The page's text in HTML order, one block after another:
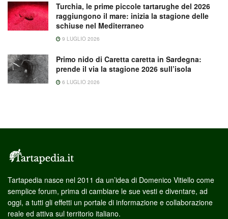
Turchia, le prime piccole tartarughe del 2026
raggiungono il mare: inizia la stagione delle
schiuse nel Mediterraneo
9 LUGLIO 2026
Primo nido di Caretta caretta in Sardegna:
prende il via la stagione 2026 sull’isola
6 LUGLIO 2026
Tartapedia nasce nel 2011 da un’idea di Domenico Vitiello come
semplice forum, prima di cambiare le sue vesti e diventare, ad
oggi, a tutti gli effetti un portale di informazione e collaborazione
reale ed attiva sul territorio italiano.